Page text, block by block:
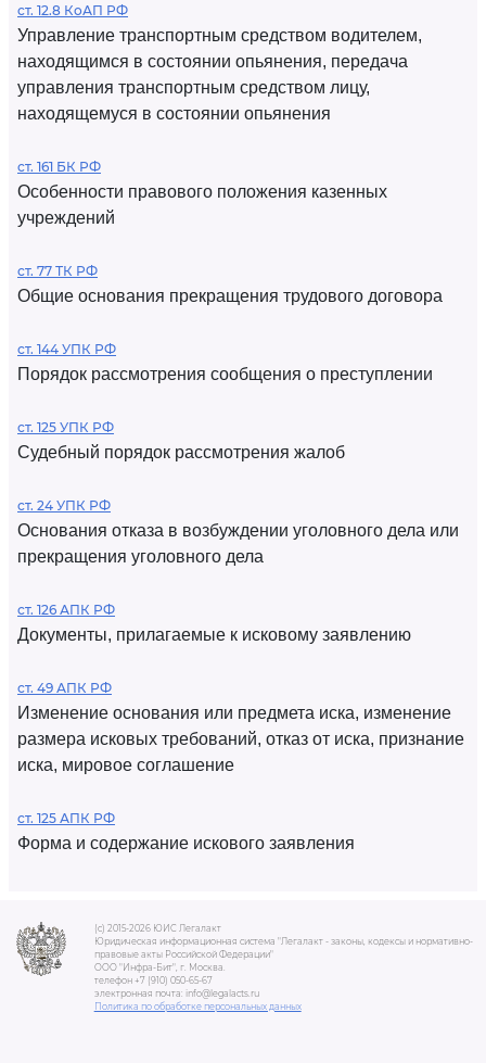
ст. 12.8 КоАП РФ
Управление транспортным средством водителем,
находящимся в состоянии опьянения, передача
управления транспортным средством лицу,
находящемуся в состоянии опьянения
ст. 161 БК РФ
Особенности правового положения казенных
учреждений
ст. 77 ТК РФ
Общие основания прекращения трудового договора
ст. 144 УПК РФ
Порядок рассмотрения сообщения о преступлении
ст. 125 УПК РФ
Судебный порядок рассмотрения жалоб
ст. 24 УПК РФ
Основания отказа в возбуждении уголовного дела или
прекращения уголовного дела
ст. 126 АПК РФ
Документы, прилагаемые к исковому заявлению
ст. 49 АПК РФ
Изменение основания или предмета иска, изменение
размера исковых требований, отказ от иска, признание
иска, мировое соглашение
ст. 125 АПК РФ
Форма и содержание искового заявления
(c) 2015-2026 ЮИС Легалакт
Юридическая информационная система "Легалакт - законы, кодексы и нормативно-
правовые акты Российской Федерации"
ООО "Инфра-Бит", г. Москва.
телефон +7 (910) 050-65-67
электронная почта: info@legalacts.ru
Политика по обработке персональных данных